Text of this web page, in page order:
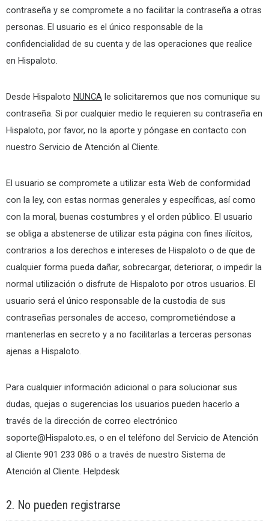
contraseña y se compromete a no facilitar la contraseña a otras
personas. El usuario es el único responsable de la
confidencialidad de su cuenta y de las operaciones que realice
en Hispaloto.
Desde Hispaloto NUNCA le solicitaremos que nos comunique su
contraseña. Si por cualquier medio le requieren su contraseña en
Hispaloto, por favor, no la aporte y póngase en contacto con
nuestro Servicio de Atención al Cliente.
El usuario se compromete a utilizar esta Web de conformidad
con la ley, con estas normas generales y específicas, así como
con la moral, buenas costumbres y el orden público. El usuario
se obliga a abstenerse de utilizar esta página con fines ilícitos,
contrarios a los derechos e intereses de Hispaloto o de que de
cualquier forma pueda dañar, sobrecargar, deteriorar, o impedir la
normal utilización o disfrute de Hispaloto por otros usuarios. El
usuario será el único responsable de la custodia de sus
contraseñas personales de acceso, comprometiéndose a
mantenerlas en secreto y a no facilitarlas a terceras personas
ajenas a Hispaloto.
Para cualquier información adicional o para solucionar sus
dudas, quejas o sugerencias los usuarios pueden hacerlo a
través de la dirección de correo electrónico
soporte@Hispaloto.es, o en el teléfono del Servicio de Atención
al Cliente 901 233 086 o a través de nuestro Sistema de
Atención al Cliente. Helpdesk
2. No pueden registrarse